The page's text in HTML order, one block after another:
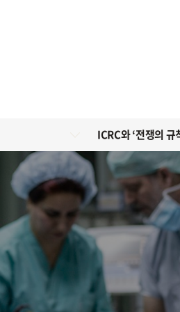
ICRC와 ‘전쟁의 규